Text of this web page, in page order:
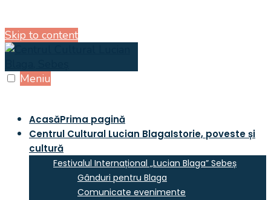
Skip to content
Meniu
AcasăPrima pagină
Centrul Cultural Lucian BlagaIstorie, poveste și
cultură
Festivalul Internațional „Lucian Blaga” Sebeș
Gânduri pentru Blaga
Comunicate evenimente